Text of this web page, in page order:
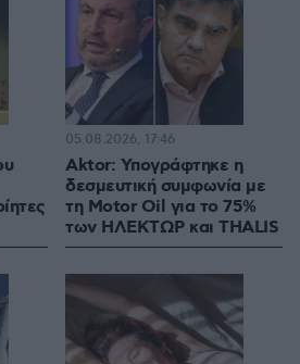
Aktor: Υπογράφτηκε η
δεσμευτική συμφωνία με
τη Motor Oil για το 75%
των ΗΛΕΚΤΩΡ και THALIS
05.08.2026, 17:46